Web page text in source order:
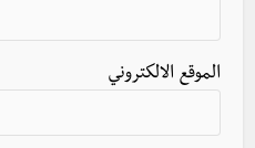
الموقع الالكتروني